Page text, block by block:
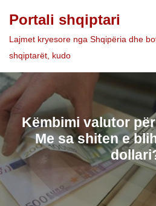
Skip
to
Portali shqiptari
Lajmet kryesore nga Shqipëria dhe
shqiptarët, kudo
Këmbimi valutor
Me sa shiten e